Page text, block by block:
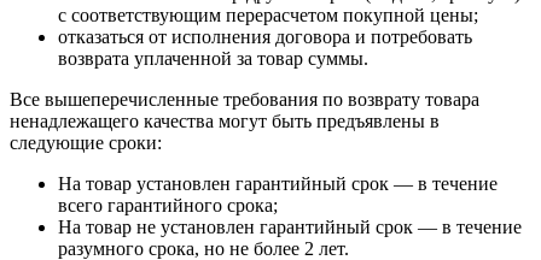
с соответствующим перерасчетом покупной цены;
отказаться от исполнения договора и потребовать
возврата уплаченной за товар суммы.
Все вышеперечисленные требования по возврату товара
ненадлежащего качества могут быть предъявлены в
следующие сроки:
На товар установлен гарантийный срок — в течение
всего гарантийного срока;
На товар не установлен гарантийный срок — в течение
разумного срока, но не более 2 лет.